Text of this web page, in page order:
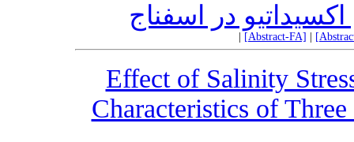
در اسفناج
[Abstract-FA]
Effect of Salinity
Characteristics of